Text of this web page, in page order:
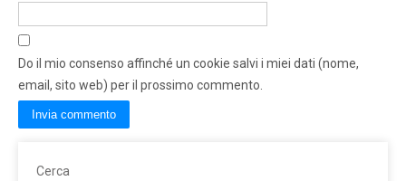
Do il mio consenso affinché un cookie salvi i miei dati (nome,
email, sito web) per il prossimo commento.
Cerca